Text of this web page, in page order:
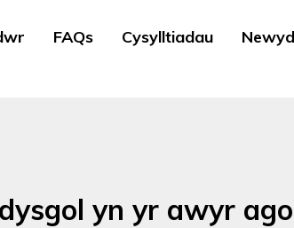
FAQs Cysylltiadau
yn yr awyr